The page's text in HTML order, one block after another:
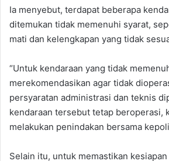
Ia menyebut, terdapat beberapa
ditemukan tidak memenuhi syarat,
mati dan kelengkapan yang tidak
“Untuk kendaraan yang tidak
merekomendasikan agar tidak
persyaratan administrasi dan teknis
kendaraan tersebut tetap beroperasi,
melakukan penindakan bersama
Selain itu, untuk memastikan